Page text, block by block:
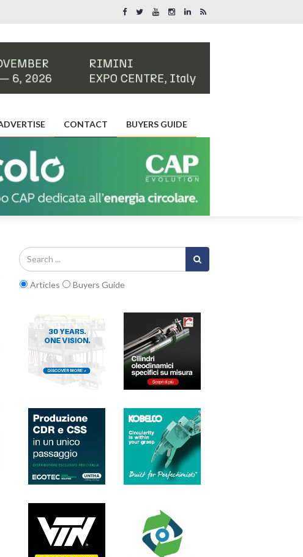
CONTACT BUYERS GUIDE
Articles Buyers Guide